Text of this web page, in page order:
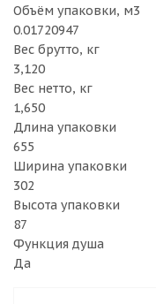
Объём упаковки, м3
0.01720947
Вес брутто, кг
3,120
Вес нетто, кг
1,650
Длина упаковки
655
Ширина упаковки
302
Высота упаковки
87
Функция душа
Да